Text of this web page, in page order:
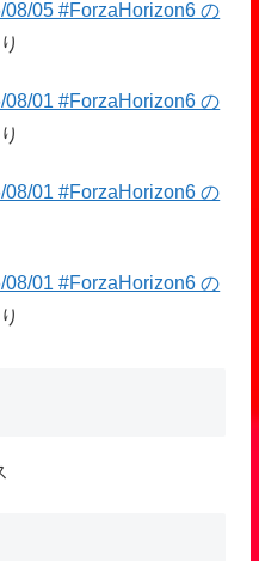
05 #ForzaHorizon6 の
01 #ForzaHorizon6 の
01 #ForzaHorizon6 の
01 #ForzaHorizon6 の